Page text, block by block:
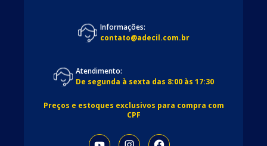
Informações:
contato@adecil.com.br
Atendimento:
De segunda à sexta das 8:00 às 17:30
Preços e estoques exclusivos para compra com
CPF